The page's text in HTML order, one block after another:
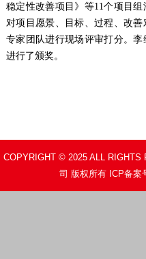
稳定性改善项目》等11个项目组
对项目愿景、目标、过程、改
专家团队进行现场评审打分。
进行了颁奖。
COPYRIGHT © 2025 ALL RIGHTS
司 版权所有 ICP备案